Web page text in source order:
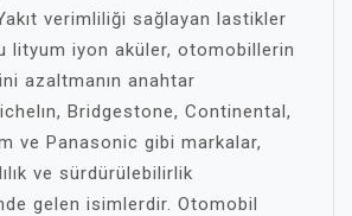
verimliliği sağlayan lastikler
lityum iyon aküler, otomobillerin
azaltmanın anahtar
Bridgestone, Continental,
ve Panasonic gibi markalar,
ve sürdürülebilirlik
gelen isimlerdir. Otomobil